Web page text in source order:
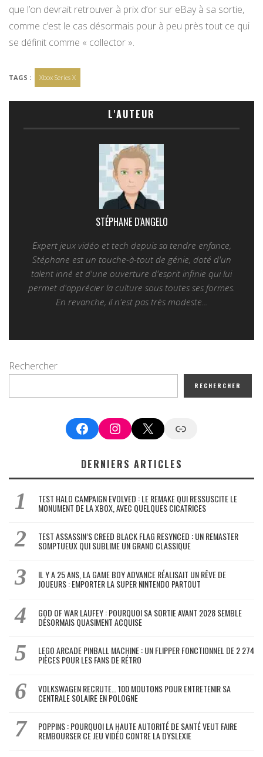
que l’on devrait retrouver à prix d’or sur eBay à sa sortie,
comme c’est le cas désormais pour à peu près tout ce qui
se définit comme « collector ».
TAGS : Xbox Series X
L'AUTEUR
STÉPHANE D'ANGELO
Expert jeux vidéo et tech depuis sa tendre enfance,
Stéphane est un touche-à-tout de génie, doté d'un
talent inné et d'une ouverture d'esprit infinie qui lui
permet d'apprécier la culture sous toutes ses formes.
En revanche, il n'est pas très modeste...
Rechercher
RECHERCHER
FacebookInstagram
X Google News
DERNIERS ARTICLES
TEST HALO CAMPAIGN EVOLVED : LE REMAKE QUI RESSUSCITE LE
MONUMENT DE LA XBOX, AVEC QUELQUES CICATRICES
TEST ASSASSIN’S CREED BLACK FLAG RESYNCED : UN REMASTER
SOMPTUEUX QUI SUBLIME UN GRAND CLASSIQUE
IL Y A 25 ANS, LA GAME BOY ADVANCE RÉALISAIT UN RÊVE DE
JOUEURS : EMPORTER LA SUPER NINTENDO PARTOUT
GOD OF WAR LAUFEY : POURQUOI SA SORTIE AVANT 2028 SEMBLE
DÉSORMAIS QUASIMENT ACQUISE
LEGO ARCADE PINBALL MACHINE : UN FLIPPER FONCTIONNEL DE 2 274
PIÈCES POUR LES FANS DE RÉTRO
VOLKSWAGEN RECRUTE… 100 MOUTONS POUR ENTRETENIR SA
CENTRALE SOLAIRE EN POLOGNE
POPPINS : POURQUOI LA HAUTE AUTORITÉ DE SANTÉ VEUT FAIRE
REMBOURSER CE JEU VIDÉO CONTRE LA DYSLEXIE